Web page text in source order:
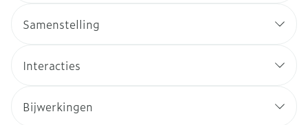
Samenstelling
Interacties
Bijwerkingen